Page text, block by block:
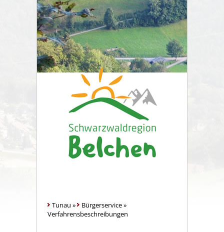
Tunau » Bürgerservice»
Verfahrensbeschreibungen